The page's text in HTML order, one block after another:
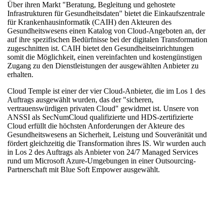
Über ihren Markt "Beratung, Begleitung und gehostete
Infrastrukturen für Gesundheitsdaten" bietet die Einkaufszentrale
für Krankenhausinformatik (CAIH) den Akteuren des
Gesundheitswesens einen Katalog von Cloud-Angeboten an, der
auf ihre spezifischen Bedürfnisse bei der digitalen Transformation
zugeschnitten ist. CAIH bietet den Gesundheitseinrichtungen
somit die Möglichkeit, einen vereinfachten und kostengünstigen
Zugang zu den Dienstleistungen der ausgewählten Anbieter zu
erhalten.
Cloud Temple ist einer der vier Cloud-Anbieter, die im Los 1 des
Auftrags ausgewählt wurden, das der "sicheren,
vertrauenswürdigen privaten Cloud" gewidmet ist. Unsere von
ANSSI als SecNumCloud qualifizierte und HDS-zertifizierte
Cloud erfüllt die höchsten Anforderungen der Akteure des
Gesundheitswesens an Sicherheit, Leistung und Souveränität und
fördert gleichzeitig die Transformation ihres IS. Wir wurden auch
in Los 2 des Auftrags als Anbieter von 24/7 Managed Services
rund um Microsoft Azure-Umgebungen in einer Outsourcing-
Partnerschaft mit Blue Soft Empower ausgewählt.